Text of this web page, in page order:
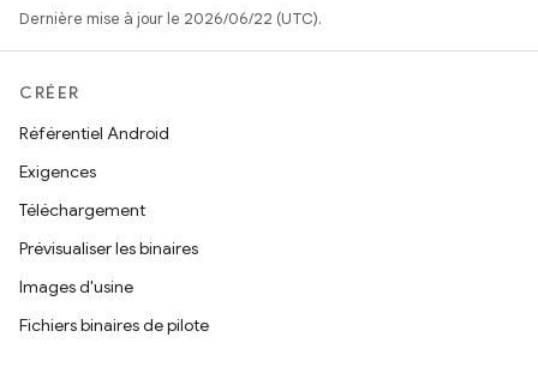
Dernière mise à jour le 2026/06/22 (UTC).
CRÉER
Référentiel Android
Exigences
Téléchargement
Prévisualiser les binaires
Images d'usine
Fichiers binaires de pilote